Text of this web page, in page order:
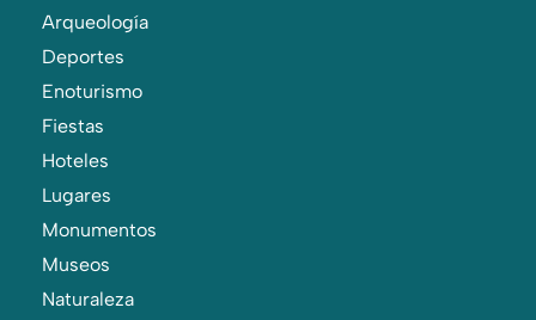
Arqueología
Deportes
Enoturismo
Fiestas
Hoteles
Lugares
Monumentos
Museos
Naturaleza